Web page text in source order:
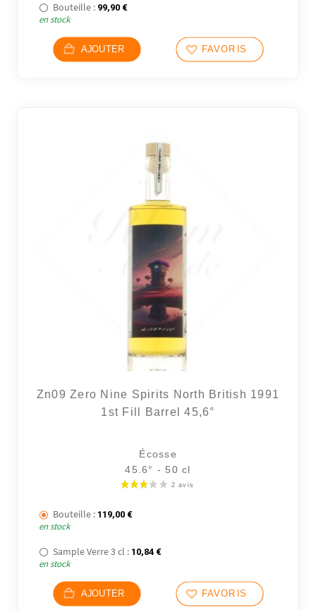
Bouteille : 99,90 €
en stock
AJOUTER FAVORIS
Zn09 Zero Nine Spirits North British 1991
1st Fill Barrel 45,6°
Écosse
45.6° - 50 cl
Bouteille : 119,00 €
en stock
Sample Verre 3 cl : 10,84 €
en stock
AJOUTER FAVORIS